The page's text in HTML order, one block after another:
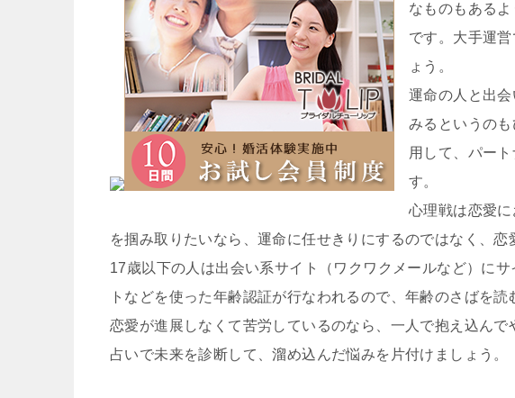
なものもある
です。大手運
ょう。
運命の人と出
みるというの
用して、パー
す。
心理戦は恋愛
を掴み取りたいなら、運命に任せきりにするのではなく、恋
17歳以下の人は出会い系サイト（ワクワクメールなど）に
トなどを使った年齢認証が行なわれるので、年齢のさばを読
恋愛が進展しなくて苦労しているのなら、一人で抱え込ん
占いで未来を診断して、溜め込んだ悩みを片付けましょう。